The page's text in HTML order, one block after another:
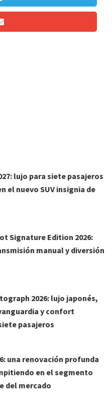
lujo para siete pasajeros
el nuevo SUV insignia de
Signature Edition 2026:
manual y diversión
2026: lujo japonés,
y confort
pasajeros
una renovación profunda
en el segmento
del mercado